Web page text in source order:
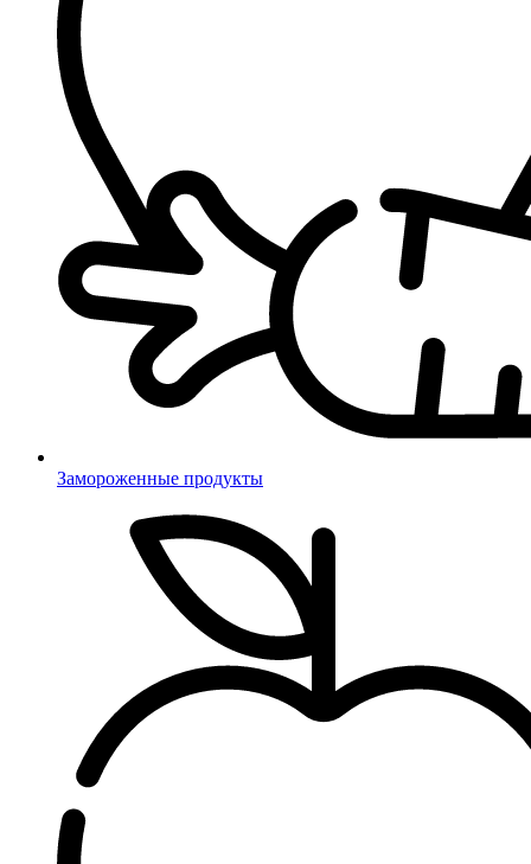
Замороженные продукты